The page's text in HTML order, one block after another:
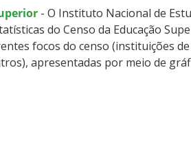
- O Instituto Nacional de
do Censo da Educação
focos do censo (instituições
apresentadas por meio de